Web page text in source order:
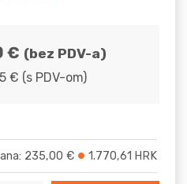
€ (bez PDV-a)
€ (s PDV-om)
235,00 € 1.770,61 HRK